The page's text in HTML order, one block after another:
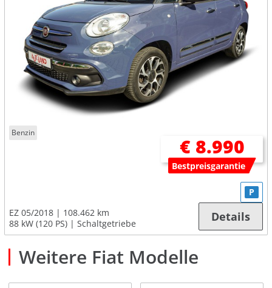
Benzin
€ 8.990
Bestpreisgarantie
EZ 05/2018
108.462 km
88 kW (120 PS)
Schaltgetriebe
P
Details
Weitere Fiat Modelle